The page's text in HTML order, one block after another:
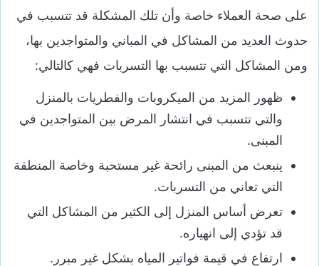
على صحة العملاء خاصة وأن تلك المشكلة قد تتسبب في
حدوث العديد من المشاكل في المباني والمتواجدين بها،
ومن المشاكل التي تتسبب بها التسربات فهي كالتالي:
ظهور المزيد من الميكروبات والفطريات بالمنزل
والتي تتسبب في انتشار المرض بين المتواجدين في
المبنى.
ينبعث من المبنى رائحة غير مستحبة وخاصة المنطقة
التي تعاني من التسربات.
تعرض أساس المنزل إلى الكثير من المشاكل التي
قد تؤدي إلى انهياره.
ارتفاع في قيمة فواتير المياه بشكل غير مبرر.